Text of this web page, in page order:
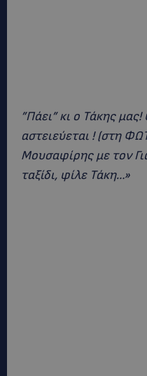
”Πάει” κι ο Τάκης
αστειεύεται ! (στη
Μουσαφίρης με τον
ταξίδι, φίλε Τάκη…»